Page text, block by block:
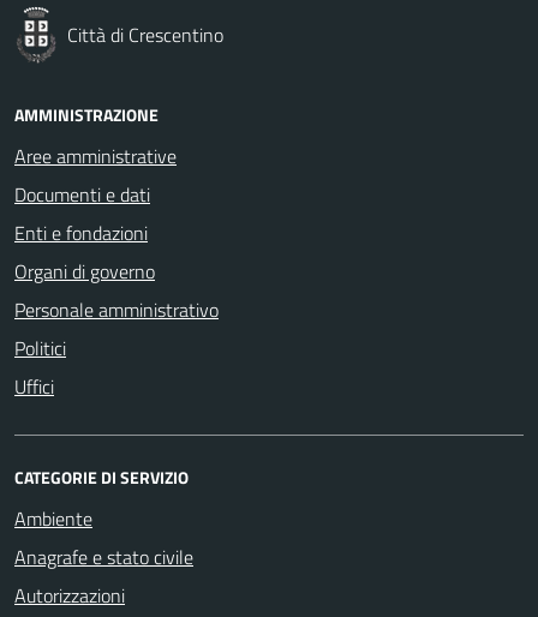
Città di Crescentino
AMMINISTRAZIONE
Aree amministrative
Documenti e dati
Enti e fondazioni
Organi di governo
Personale amministrativo
Politici
Uffici
CATEGORIE DI SERVIZIO
Ambiente
Anagrafe e stato civile
Autorizzazioni